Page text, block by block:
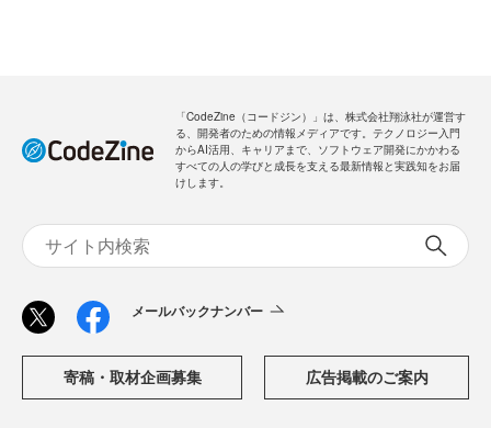
「CodeZine（コードジン）」は、株式会社翔泳社が運営す
る、開発者のための情報メディアです。テクノロジー入門
からAI活用、キャリアまで、ソフトウェア開発にかかわる
すべての人の学びと成長を支える最新情報と実践知をお届
けします。
メールバックナンバー
寄稿・取材企画募集 広告掲載のご案内